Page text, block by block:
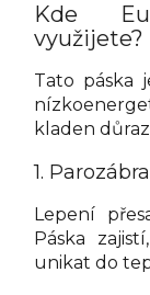
Kde
využijete?
Tato páska
kladen
1.
Lepení
Páska
unikat do